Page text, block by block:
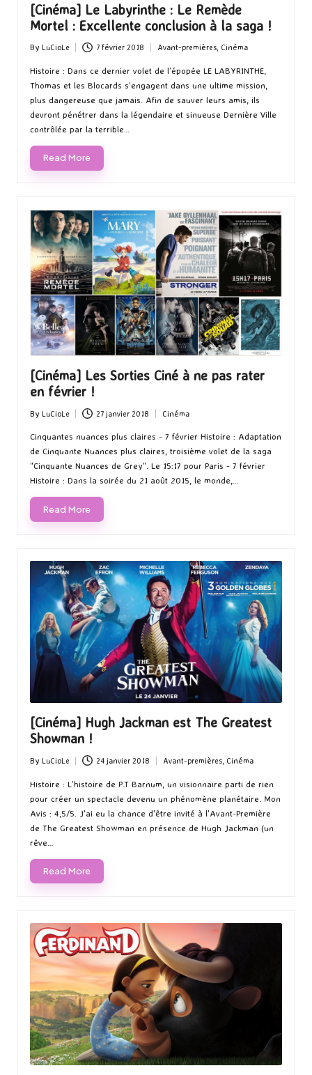
[Cinéma] Le Labyrinthe : Le Remède
Mortel : Excellente conclusion à la saga !
Posted
by
By LuCioLe 7 février 2018
in
Avant-premières, Cinéma
Histoire : Dans ce dernier volet de l’épopée LE LABYRINTHE,
Thomas et les Blocards s’engagent dans une ultime mission,
plus dangereuse que jamais. Afin de sauver leurs amis, ils
devront pénétrer dans la légendaire et sinueuse Dernière Ville
contrôlée par la terrible…
Read More
[Cinéma] Les Sorties Ciné à ne pas rater
en février !
Posted
by
By LuCioLe 27 janvier 2018
Posted
in
Cinéma
Cinquantes nuances plus claires - 7 février Histoire : Adaptation
de Cinquante Nuances plus claires, troisième volet de la saga
"Cinquante Nuances de Grey". Le 15:17 pour Paris - 7 février
Histoire : Dans la soirée du 21 août 2015, le monde,…
Read More
[Cinéma] Hugh Jackman est The Greatest
Showman !
Posted
by
By LuCioLe 24 janvier 2018
Posted
in
Avant-premières, Cinéma
Histoire : L’histoire de P.T Barnum, un visionnaire parti de rien
pour créer un spectacle devenu un phénomène planétaire. Mon
Avis : 4,5/5. J'ai eu la chance d'être invité à l'Avant-Première
de The Greatest Showman en présence de Hugh Jackman (un
rêve…
Read More